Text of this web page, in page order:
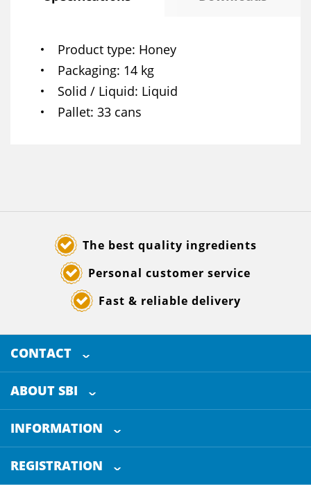
Product type Honey
Packaging 14 kg
Solid / Liquid Liquid
Pallet 33 cans
The best quality ingredients
Personal customer service
Fast & reliable delivery
CONTACT
SELECTED BREWING INGREDIENTS
Doornhoek 3880
5465 TBVeghel
The Netherlands
info@sbi4beer.com
ABOUT SBI
About us
INFORMATION
Customer Service
Certification
REGISTRATION